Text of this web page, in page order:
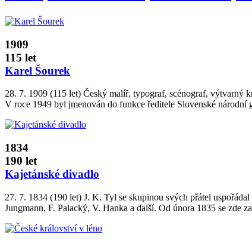
1909
115 let
Karel Šourek
28. 7. 1909 (115 let) Český malíř, typograf, scénograf, výtvarný
V roce 1949 byl jmenován do funkce ředitele Slovenské národní
1834
190 let
Kajetánské divadlo
27. 7. 1834 (190 let) J. K. Tyl se skupinou svých přátel
Jungmann, F. Palacký, V. Hanka a další. Od února 1835 se zde